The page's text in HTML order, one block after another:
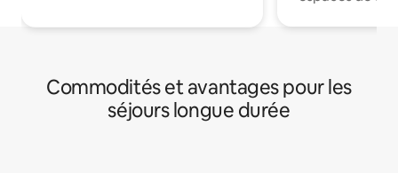
Commodités et avantages pour les
séjours longue durée